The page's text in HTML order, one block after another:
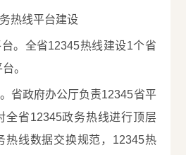
热线平台建设
。全省12345热线建设1个省
。
省政府办公厅负责12345省平
全省12345政务热线进行顶层
热线数据交换规范，12345热